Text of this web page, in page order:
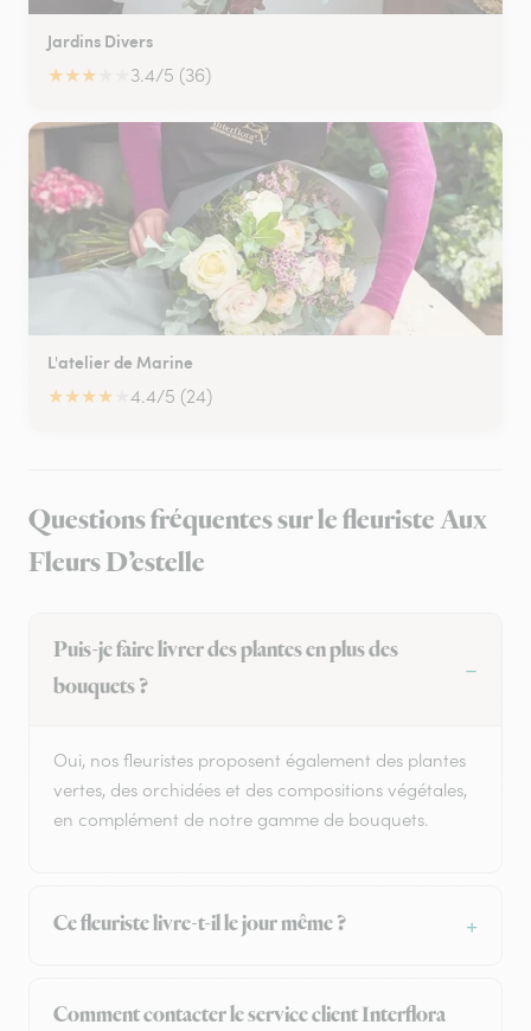
Jardins Divers
★★★ 3.4/5 (36)
L'atelier de Marine
★★★★ 4.4/5 (24)
Questions fréquentes sur le fleuriste Aux
Fleurs D’estelle
Puis-je faire livrer des plantes en plus des
bouquets ?
Oui, nos fleuristes proposent également des plantes
vertes, des orchidées et des compositions végétales,
en complément de notre gamme de bouquets.
Ce fleuriste livre-t-il le jour même ?
Comment contacter le service client Interflora